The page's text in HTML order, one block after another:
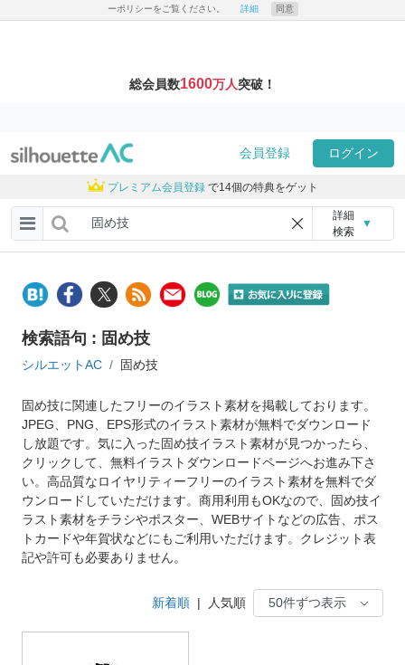
ーポリシーをご覧ください。 詳細 同意
総会員数1600万人突破！
会員登録 ログイン
プレミアム会員登録 で14個の特典をゲット
詳細
検索
▼
検索語句 : 固め技
シルエットAC 固め技
固め技に関連したフリーのイラスト素材を掲載しております。
JPEG、PNG、EPS形式のイラスト素材が無料でダウンロード
し放題です。気に入った固め技イラスト素材が見つかったら、
クリックして、無料イラストダウンロードページへお進み下さ
い。高品質なロイヤリティーフリーのイラスト素材を無料でダ
ウンロードしていただけます。商用利用もOKなので、固め技イ
ラスト素材をチラシやポスター、WEBサイトなどの広告、ポス
トカードや年賀状などにもご利用いただけます。クレジット表
記や許可も必要ありません。
新着順 | 人気順